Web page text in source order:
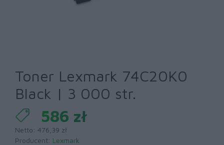
Toner Lexmark 74C20K0
Black | 3 000 str.
586 zł
Netto: 476,39 zł
Producent: Lexmark